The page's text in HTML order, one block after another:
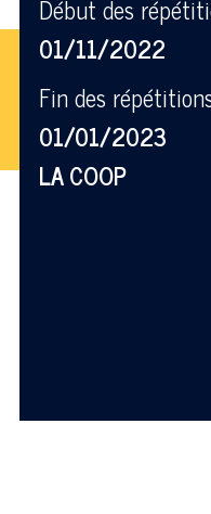
Début des
01/11/2022
Fin des
01/01/2023
LA COOP